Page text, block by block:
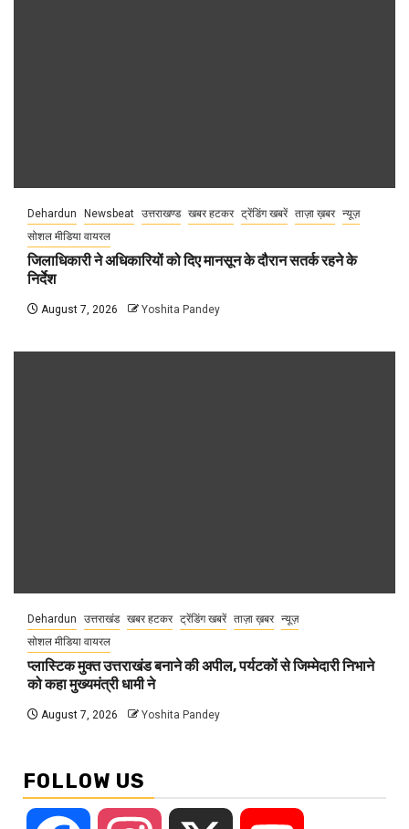
Dehardun Newsbeat उत्तराखण्ड खबर हटकर ट्रेंडिंग खबरें ताज़ा ख़बर न्यूज़
सोशल मीडिया वायरल
जिलाधिकारी ने अधिकारियों को दिए मानसून के दौरान सतर्क रहने के
निर्देश
August 7, 2026 Yoshita Pandey
Dehardun उत्तराखंड खबर हटकर ट्रेंडिंग खबरें ताज़ा ख़बर न्यूज़
सोशल मीडिया वायरल
प्लास्टिक मुक्त उत्तराखंड बनाने की अपील, पर्यटकों से जिम्मेदारी निभाने
को कहा मुख्यमंत्री धामी ने
August 7, 2026 Yoshita Pandey
FOLLOW US